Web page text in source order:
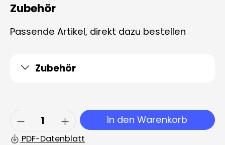
Zubehör
Passende Artikel, direkt dazu bestellen
Zubehör
Produkt Anzahl: Gib den
In den Warenkorb
PDF-Datenblatt